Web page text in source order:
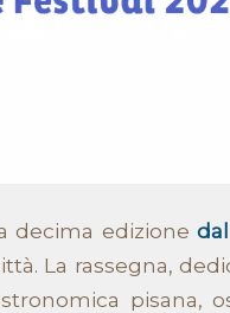
decima edizione
La rassegna,
pisana,